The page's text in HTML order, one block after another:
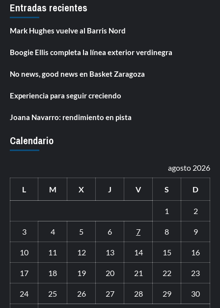
Entradas recientes
Mark Hughes vuelve al Barris Nord
Boogie Ellis completa la línea exterior verdinegra
No news, good news en Basket Zaragoza
Experiencia para seguir creciendo
Joana Navarro: rendimiento en pista
Calendario
agosto 2026
L M X J V S D
1 2
3 4 5 6 7 8 9
10 11 12 13 14 15 16
17 18 19 20 21 22 23
24 25 26 27 28 29 30